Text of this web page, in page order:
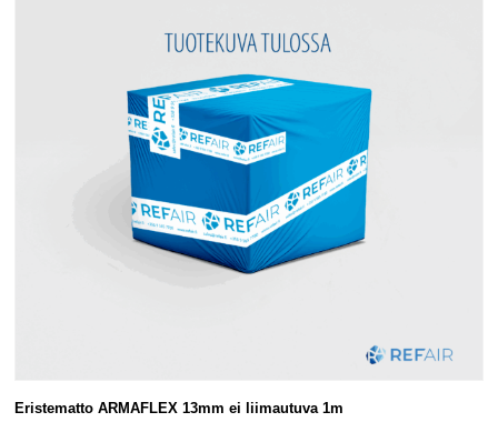
Eristematto ARMAFLEX 13mm ei liimautuva 1m